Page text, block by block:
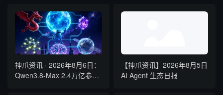
Astra曝光
神爪资讯 · 2026年8月6日：
Qwen3.8-Max 2.4万亿参数
【神爪资讯】2026年8月5日
AI Agent 生态日报